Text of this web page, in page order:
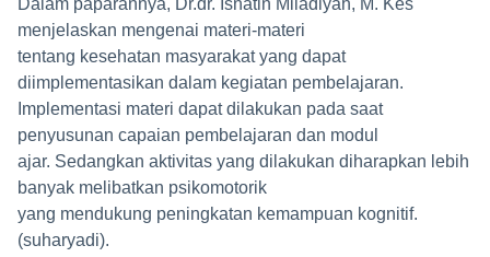
menjelaskan mengenai materi-materi
tentang kesehatan masyarakat yang dapat
diimplementasikan dalam kegiatan pembelajaran.
Implementasi materi dapat dilakukan pada saat
penyusunan capaian pembelajaran dan modul
ajar. Sedangkan aktivitas yang dilakukan diharapkan lebih
banyak melibatkan psikomotorik
yang mendukung peningkatan kemampuan kognitif.
(suharyadi).